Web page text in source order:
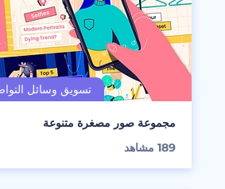
مجموعة صور مصغرة متنوعة
189 مشاهد